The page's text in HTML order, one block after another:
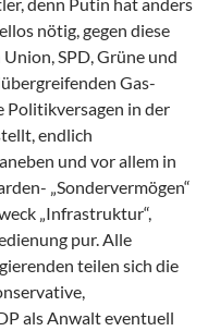
nötig, gegen diese
SPD, Grüne und
Gas-
Politikversagen in der
endlich
und vor allem in
„Sondervermögen“
„Infrastruktur“,
pur. Alle
teilen sich die
als Anwalt eventuell